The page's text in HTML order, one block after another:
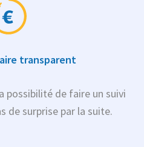
transparent
possibilité de faire un suivi
de surprise par la suite.